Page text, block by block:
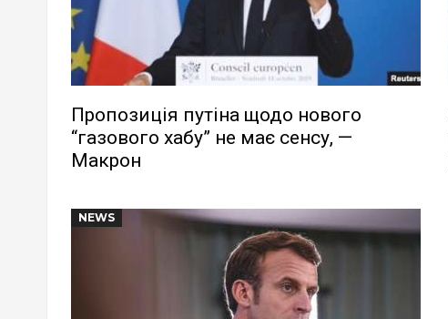
Пропозиція путіна щодо нового
“газового хабу” не має сенсу, —
Макрон
NEWS